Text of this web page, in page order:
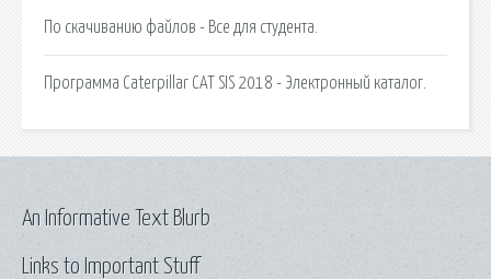
По скачиванию файлов - Все для студента.
Программа Caterpillar CAT SIS 2018 - Электронный каталог.
Links to Important Stuff
An Informative Text Blurb